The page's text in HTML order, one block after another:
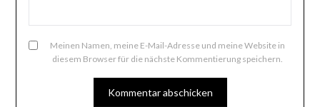
Meinen Namen, meine E-Mail-Adresse und meine Website in
diesem Browser für die nächste Kommentierung speichern.